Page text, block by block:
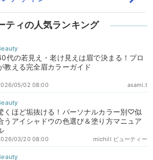
ティの人気ランキング
代の若見え・老け見えは眉で決まる！プロ
教える完全眉カラーガイド
asami.t
05/02 08:00
くほど垢抜ける！パーソナルカラー別♡似
うアイシャドウの色選び＆塗り方マニュア
michill ビューティー
03/20 08:00